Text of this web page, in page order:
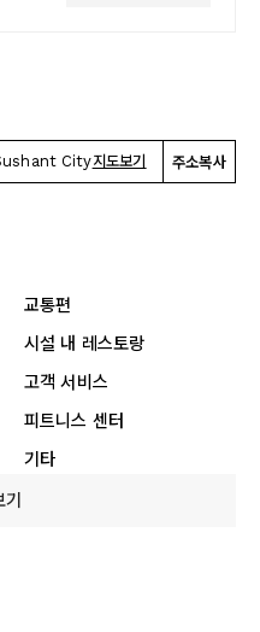
City지도보기 주소복사
교통편
시설 내 레스토랑
고객 서비스
피트니스 센터
기타